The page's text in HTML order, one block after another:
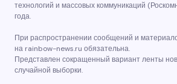
технологий и массовых коммуникаций
года.
При распространении сообщений и
на rainbow-news.ru обязательна.
Представлен сокращенный вариант ленты
случайной выборки.